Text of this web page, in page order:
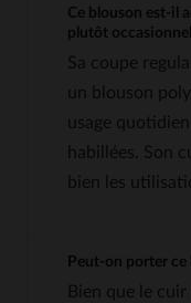
Ce blouson est-il
plutôt
Sa coupe
un blouson
usage
habillées. Son
bien les
Peut-on porter ce
Bien que le